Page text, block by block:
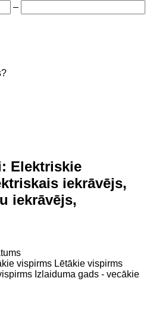
–
Elektriskie
iekrāvējs,
iekrāvējs,
vispirms Lētākie vispirms
Izlaiduma gads - vecākie